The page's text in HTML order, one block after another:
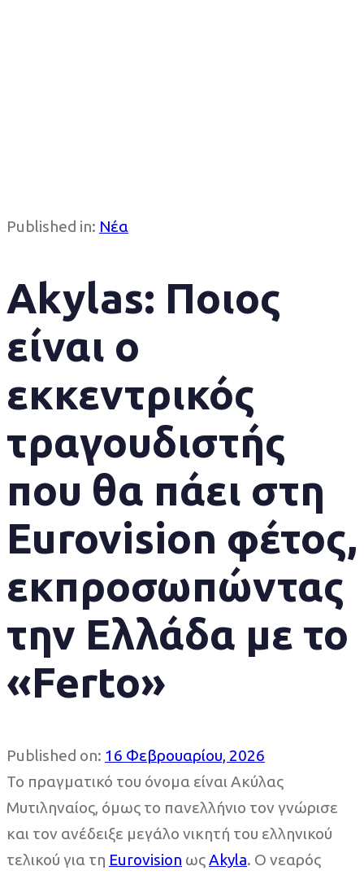
Published in: Νέα
Akylas: Ποιος
είναι ο
εκκεντρικός
τραγουδιστής
που θα πάει στη
Eurovision φέτος,
εκπροσωπώντας
την Ελλάδα με το
«Ferto»
Published on: 16 Φεβρουαρίου, 2026
Το πραγματικό του όνομα είναι Ακύλας
Μυτιληναίος, όμως το πανελλήνιο τον γνώρισε
και τον ανέδειξε μεγάλο νικητή του ελληνικού
τελικού για τη Eurovision ωςAkyla. Ο νεαρός